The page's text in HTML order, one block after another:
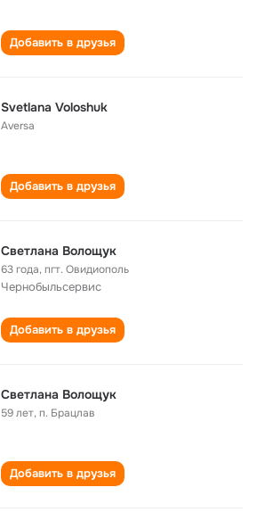
Добавить в друзья
Svetlana Voloshuk
Aversa
Добавить в друзья
Светлана Волощук
63 года,пгт. Овидиополь
Чернобыльсервис
Добавить в друзья
Светлана Волощук
59 лет,п. Брацлав
Добавить в друзья